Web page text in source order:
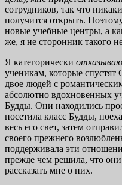
сотрудников, так что
получится открыть.
новые учебные центры, а
же, я не сторонник такого
Я категорически
ученикам, которые спустят
двое людей с
абсолютно вдохновенных
Будды. Они находились
посетила класс Будды,
весь его свет, затем
своего прежнего
поддерживала эти
прежде чем решила, что
рассказать мне о них.